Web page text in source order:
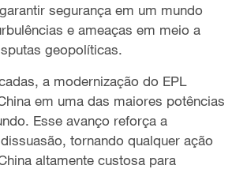
segurança em um mundo
e ameaças em meio a
geopolíticas.
a modernização do EPL
em uma das maiores potências
Esse avanço reforça a
tornando qualquer ação
altamente custosa para